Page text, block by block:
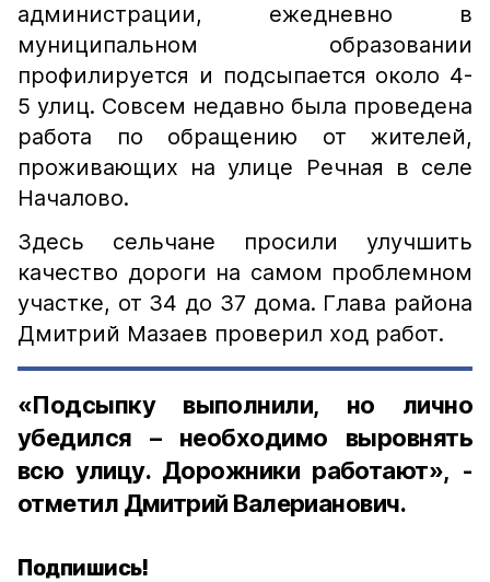
администрации, ежедневно в
муниципальном образовании
профилируется и подсыпается около 4-
5 улиц. Совсем недавно была проведена
работа по обращению от жителей,
проживающих на улице Речная в селе
Началово.
Здесь сельчане просили улучшить
качество дороги на самом проблемном
участке, от 34 до 37 дома. Глава района
Дмитрий Мазаев проверил ход работ.
«Подсыпку выполнили, но лично
убедился – необходимо выровнять
всю улицу. Дорожники работают», -
отметил Дмитрий Валерианович.
Подпишись!